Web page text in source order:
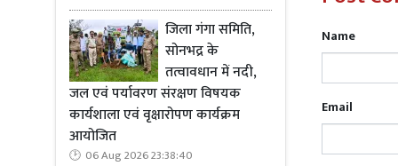
जिला गंगा समिति,
सोनभद्र के
तत्वावधान में नदी,
जल एवं पर्यावरण संरक्षण विषयक
कार्यशाला एवं वृक्षारोपण कार्यक्रम
आयोजित
06 Aug 2026 23:38:40
उन्होंने सभी
अथवा कृषि
संबंधित
Name
Email